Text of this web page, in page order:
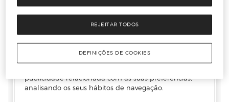
REJEITAR TODOS
DEFINIÇÕES DE COOKIES